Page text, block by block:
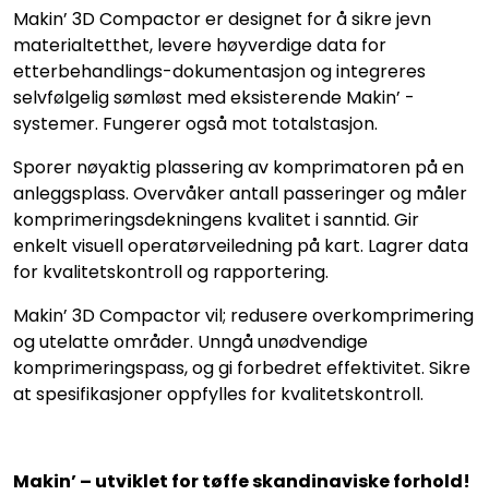
Makin’ 3D Compactor er designet for å sikre jevn
materialtetthet, levere høyverdige data for
etterbehandlings-dokumentasjon og integreres
selvfølgelig sømløst med eksisterende Makin’ -
systemer. Fungerer også mot totalstasjon.
Sporer nøyaktig plassering av komprimatoren på en
anleggsplass. Overvåker antall passeringer og måler
komprimeringsdekningens kvalitet i sanntid. Gir
enkelt visuell operatørveiledning på kart. Lagrer data
for kvalitetskontroll og rapportering.
Makin’ 3D Compactor vil; redusere overkomprimering
og utelatte områder. Unngå unødvendige
komprimeringspass, og gi forbedret effektivitet. Sikre
at spesifikasjoner oppfylles for kvalitetskontroll.
Makin’ – utviklet for tøffe skandinaviske forhold!